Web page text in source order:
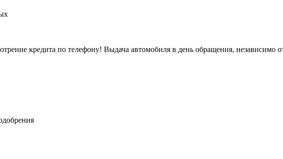
кредита по телефону! Выдача автомобиля в день обращения, независимо